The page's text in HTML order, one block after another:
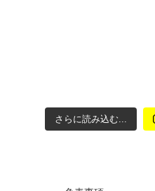
さらに読み込む...